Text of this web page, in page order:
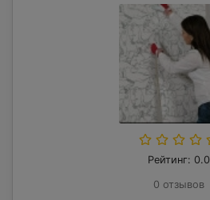
Рейтинг: 0.0
0 отзывов